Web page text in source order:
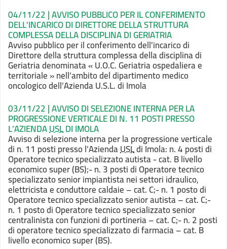
04/11/22 | AVVISO PUBBLICO PER IL CONFERIMENTO
DELL'INCARICO DI DIRETTORE DELLA STRUTTURA
COMPLESSA DELLA DISCIPLINA DI GERIATRIA
Avviso pubblico per il conferimento dell'incarico di
Direttore della struttura complessa della disciplina di
Geriatria denominata «U.O.C. Geriatria ospedaliera e
territoriale» nell’ambito del dipartimento medico
oncologico dell’Azienda U.S.L. di Imola
03/11/22 | AVVISO DI SELEZIONE INTERNA PER LA
PROGRESSIONE VERTICALE DI N. 11 POSTI PRESSO
L’AZIENDAUSLDI IMOLA
Avviso di selezione interna per la progressione verticale
di n. 11 posti presso l’AziendaUSLdi Imola: n. 4 posti di
Operatore tecnico specializzato autista - cat. B livello
economico super (BS);- n. 3 posti di Operatore tecnico
specializzato senior impiantista nei settori idraulico,
elettricista e conduttore caldaie – cat. C;- n. 1 posto di
Operatore tecnico specializzato senior autista – cat. C;-
n. 1 posto di Operatore tecnico specializzato senior
centralinista con funzioni di portineria – cat. C;- n. 2 posti
di operatore tecnico specializzato di farmacia – cat. B
livello economico super (BS).